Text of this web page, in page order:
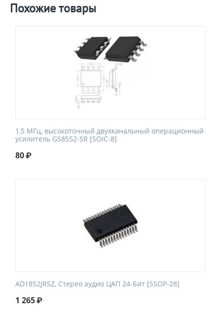
Похожие товары
1,5 МГц, высокоточный двухканальный операционный
усилитель GS8552-SR [SOIC-8]
80₽
AD1852JRSZ, Стерео аудио ЦАП 24-Бит [SSOP-28]
1 265₽